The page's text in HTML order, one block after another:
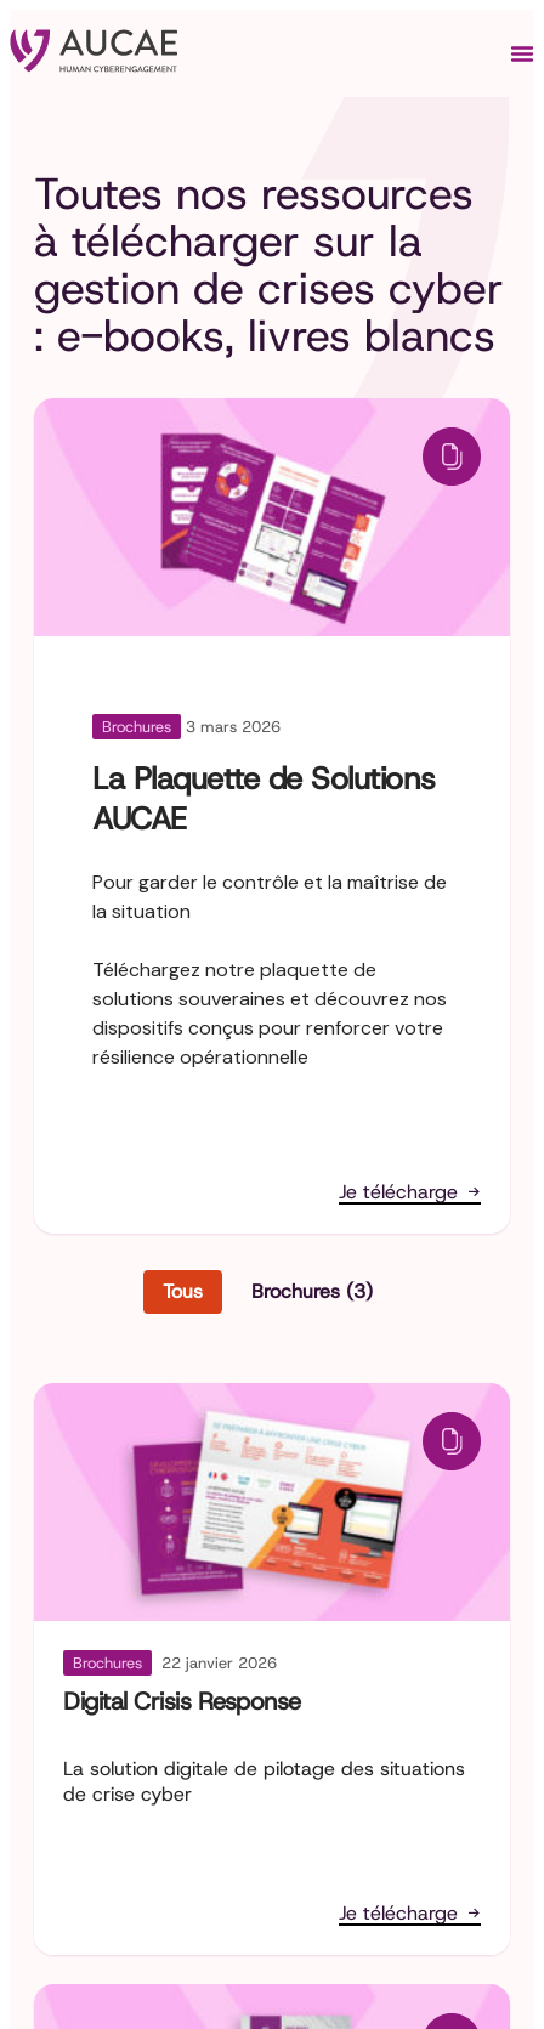
Toutes nos ressources
à télécharger sur la
gestion de crises cyber
: e-books, livres blancs
Brochures 3 mars 2026
La Plaquette de Solutions
AUCAE
Pour garder le contrôle et la maîtrise de
la situation
Téléchargez notre plaquette de
solutions souveraines et découvrez nos
dispositifs conçus pour renforcer votre
résilience opérationnelle
Je télécharge
Filtres Téléchargements
Tous Brochures (3)
Brochures 22 janvier 2026
Digital Crisis Response
La solution digitale de pilotage des situations
de crise cyber
Je télécharge